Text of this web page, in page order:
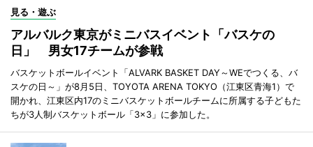
見る・遊ぶ
アルバルク東京がミニバスイベント「バスケの
日」 男女17チームが参戦
バスケットボールイベント「ALVARK BASKET DAY～WEでつくる、バ
スケの日～」が8月5日、TOYOTA ARENA TOKYO（江東区青海1）で
開かれ、江東区内17のミニバスケットボールチームに所属する子どもた
ちが3人制バスケットボール「3×3」に参加した。